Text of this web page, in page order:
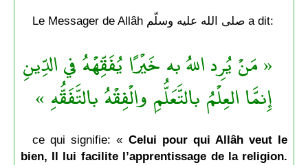
Le Messager de Allâh صلى الله عليه وسلّم a dit:
« مَنْ يُرِد اللهُ به خَيْرًا يُفَقِّهْهُ في الدِّينِ
إِنمَّا العِلْمُ بالتَّعَلُّمِ والْفِقْهُ بالتَّفَقُّهِ »
ce qui signifie: « Celui pour qui Allâh veut le
bien, Il lui facilite l’apprentissage de la religion.